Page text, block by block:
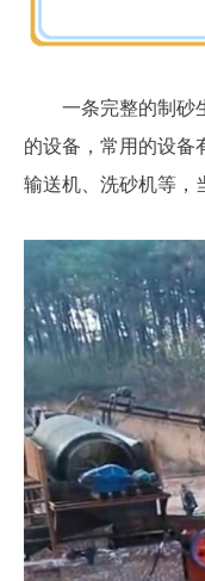
一条完整的制砂
的设备，常用的设备
输送机、洗砂机等，